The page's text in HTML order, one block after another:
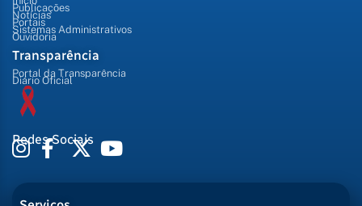
Publicações
Notícias
Portais
Sistemas Administrativos
Ouvidoria
Transparência
Portal da Transparência
Diário Oficial
Redes Sociais